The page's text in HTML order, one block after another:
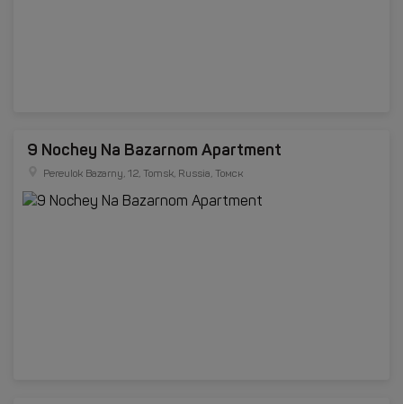
9 Nochey Na Bazarnom Apartment
Pereulok Bazarny, 12, Tomsk, Russia, Томск